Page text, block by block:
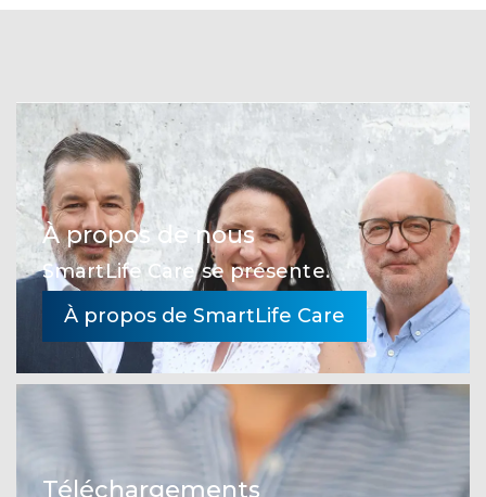
À propos de nous
SmartLife Care se présente.
À propos de SmartLife Care
Téléchargements